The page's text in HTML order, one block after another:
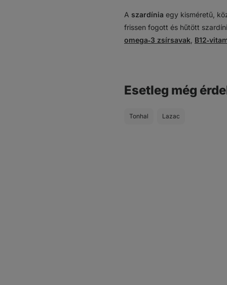
A szardínia egy kisméretű,
frissen fogott és hűtött
omega‑3 zsírsavak
Esetleg még
Tonhal Lazac